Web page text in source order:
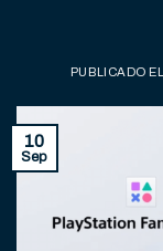
PUBLICADO EL
10
Sep